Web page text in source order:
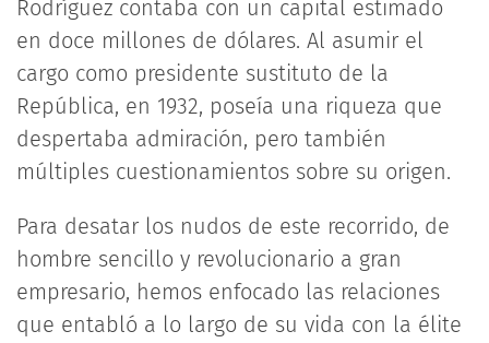
Rodríguez contaba con un capital estimado
en doce millones de dólares. Al asumir el
cargo como presidente sustituto de la
República, en 1932, poseía una riqueza que
despertaba admiración, pero también
múltiples cuestionamientos sobre su origen.
Para desatar los nudos de este recorrido, de
hombre sencillo y revolucionario a gran
empresario, hemos enfocado las relaciones
que entabló a lo largo de su vida con la élite